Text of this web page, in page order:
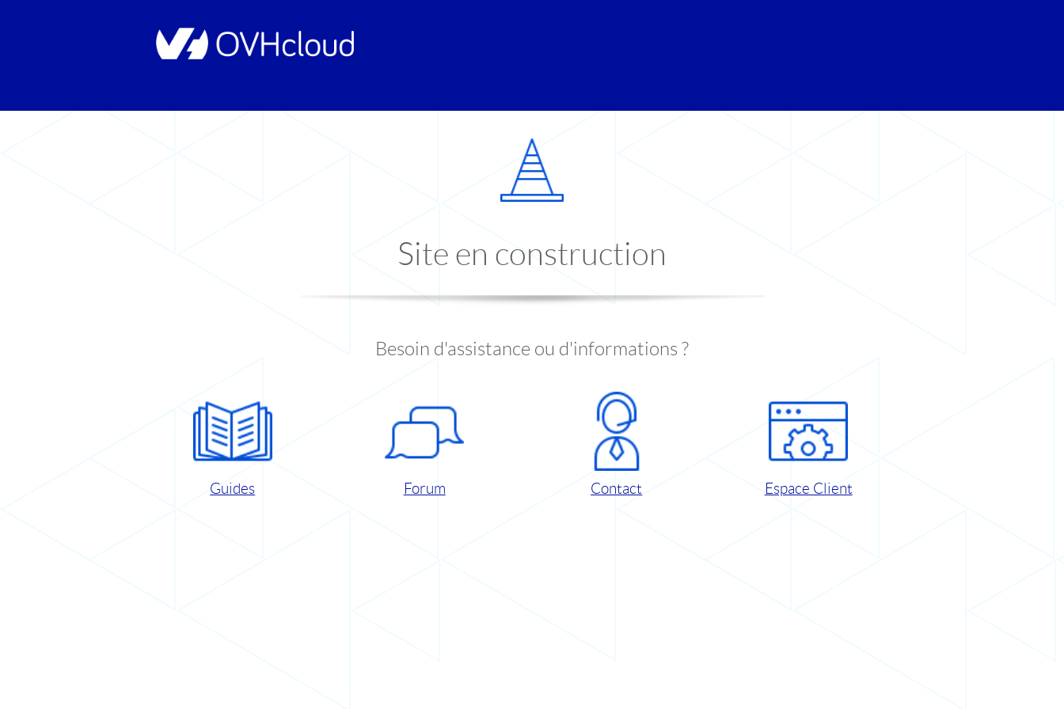
Site en construction
Besoin d'assistance ou d'informations ?
Guides Forum Contact Espace Client